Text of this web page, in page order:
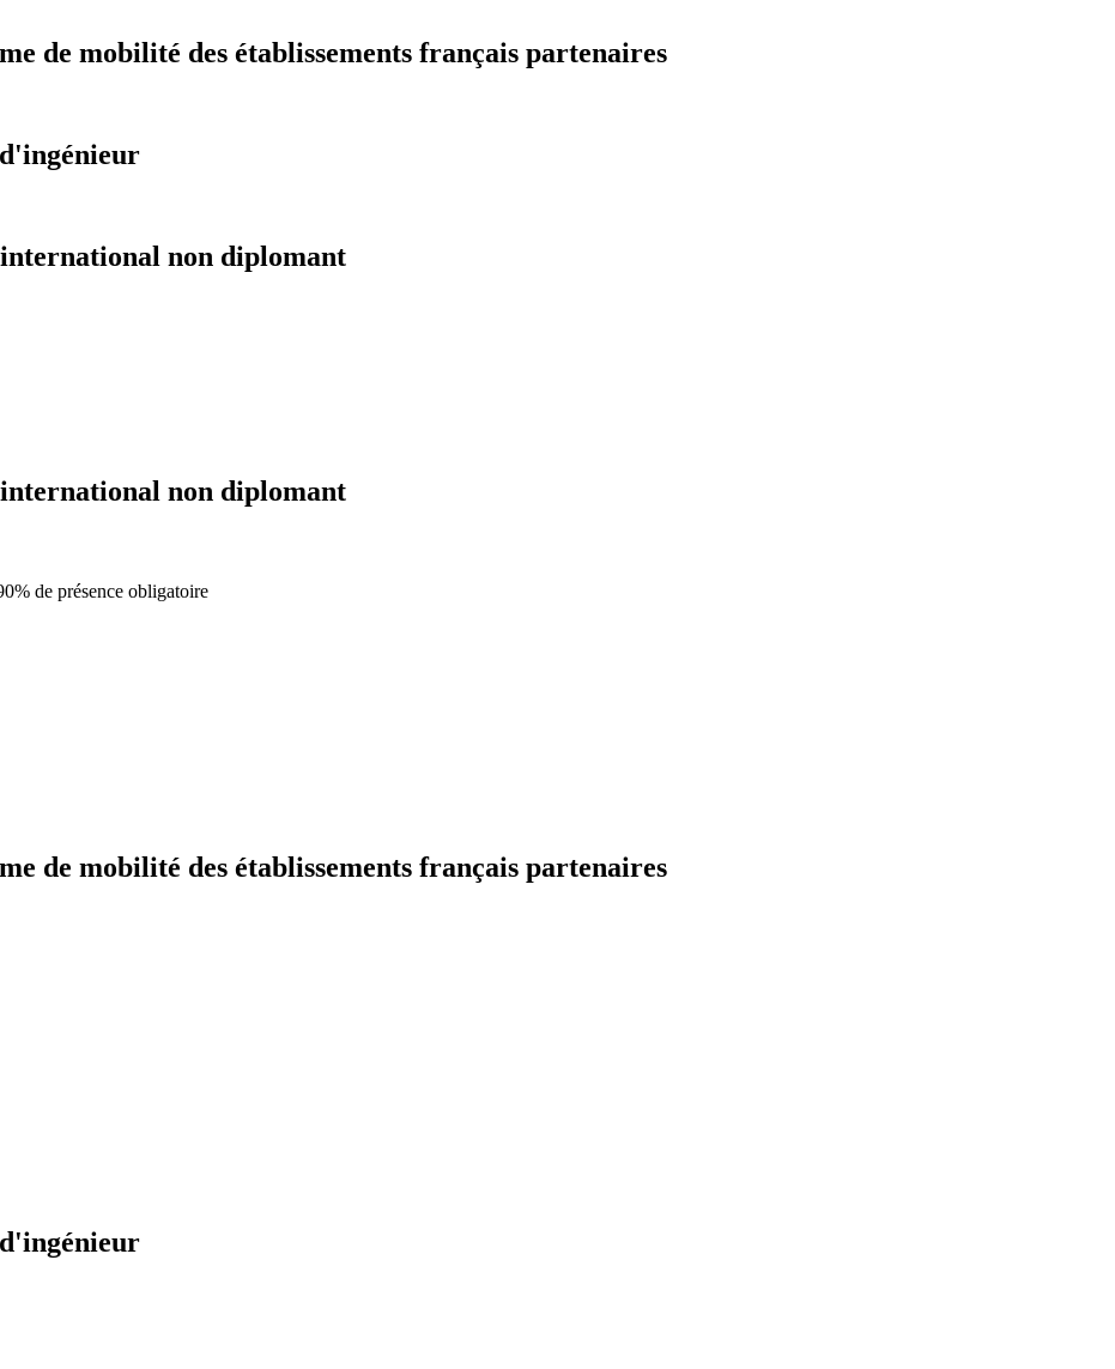
de mobilité des établissements français partenaires
non diplomant
non diplomant
de présence obligatoire
de mobilité des établissements français partenaires